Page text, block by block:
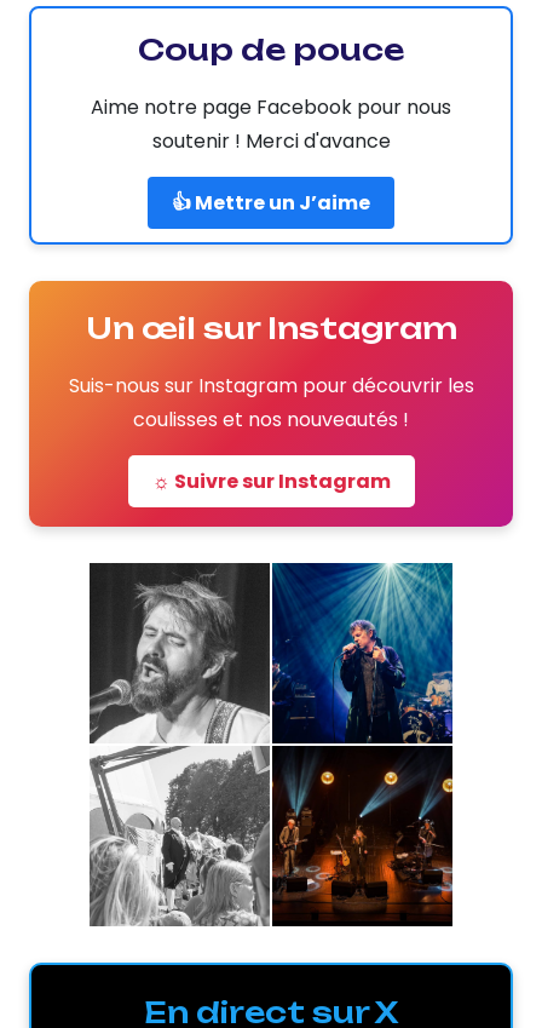
Coup de pouce
Aime notre page Facebook pour nous
soutenir ! Merci d'avance
👍 Mettre un J’aime
Un œil sur Instagram
Suis-nous sur Instagram pour découvrir les
coulisses et nos nouveautés !
☼ Suivre sur Instagram
En direct sur X